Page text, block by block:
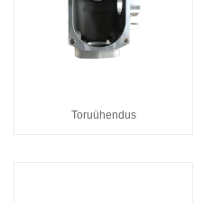
Toruühendus